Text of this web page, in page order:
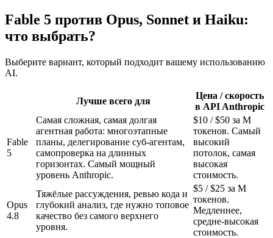
Fable 5 против Opus, Sonnet и Haiku:
что выбрать?
Выберите вариант, который подходит вашему использованию
AI.
Лучше всего для
Цена / скорость
в API Anthropic
Fable
5
Самая сложная, самая долгая
агентная работа: многоэтапные
планы, делегирование суб-агентам,
самопроверка на длинных
горизонтах. Самый мощный
уровень Anthropic.
$10 / $50 за M
токенов. Самый
высокий
потолок, самая
высокая
стоимость.
Opus
4.8
Тяжёлые рассуждения, ревью кода и
глубокий анализ, где нужно топовое
качество без самого верхнего
уровня.
$5 / $25 за M
токенов.
Медленнее,
средне-высокая
стоимость.